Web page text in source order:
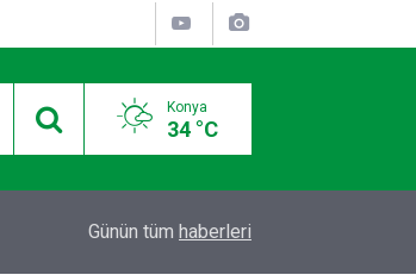
Konya
34 °C
Otomobilde silahla başlarından vurulan 2
Günün tüm haberleri